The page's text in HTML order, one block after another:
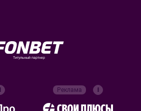
Титульный партнер
Реклама